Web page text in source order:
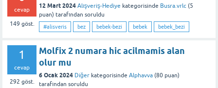
cevap
149 göst.
12 Mart 2024 Alışveriş-Hediye kategorisinde Busra.vrlc (5
puan) tarafından soruldu
#alisveris bez bebek-bezi bebek bebek_bezi
1
cevap
292 göst.
Molfix 2 numara hic acilmamis alan
olur mu
6 Ocak 2024 Diğer kategorisinde Alphavva (80 puan)
tarafından soruldu